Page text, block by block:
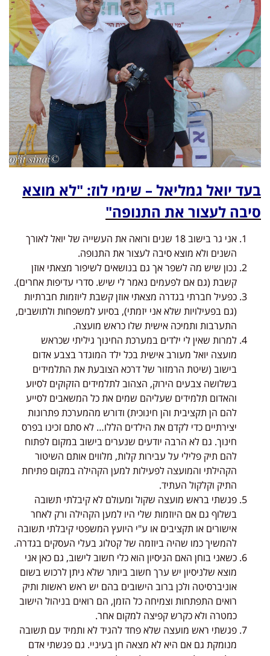
בעד יואל גמליאל – שימי לוז: "לא מוצא
סיבה לעצור את התנופה"
אני גר בישוב 18 שנים ורואה את העשייה של יואל לאורך
השנים ולא מוצא סיבה לעצור את התנופה.
נכון שיש מה לשפר אך גם בנושאים לשיפור מצאתי אוזן
קשבת (גם אם לפעמים נאמר לי שיש. סדרי עדיפות אחרים).
כפעיל חברתי בגדרה מצאתי אוזן קשבת ליוזמות חברתיות
(גם בפעילויות שלא אני יזמתי), בסיוע למשפחות ולתושבים,
התערבות ותמיכה אישית שלו כראש מועצה.
למרות שאין לי ילדים במערכת החינוך גיליתי שכראש
מועצה יואל מעורב אישית בכל ילד המוגדר בצבע אדום
בישוב (שיטת הרמזור של דרכא הצובעת את התלמידים
בשלושה צבעים הירוק, הצהוב לתלמידים הזקוקים לסיוע
והאדום תלמידים שעליהם שמים את כל המשאבים לסייע
להם הן תקציבית והן חינוכית) ודורש מהמערכת פתרונות
יצירתיים כדי לקדם את הילדים הללו… לא סתם זכינו בפרס
חינוך. גם לא הרבה יודעים שנערים בישוב במקום לפתוח
להם תיק פלילי על עבירות קלות, מלווים אותם השיטור
הקהילתי והמועצה לפעילות למען הקהילה במקום פתיחת
התיק וקלקול העתיד.
פגשתי בראש מועצה שקול ומעולם לא קיבלתי תשובה
בשלוף גם אם היוזמות שלי היו למען הקהילה ורק לאחר
אישורים או תקציבים או ע"י היועץ המשפטי קיבלתי תשובה
להמשיך כמו שהיה ביוזמה של קטלוג בעלי העסקים בגדרה.
כשאני בוחן האם הניסיון הוא כלי חשוב לישוב, גם כאן אני
מוצא שלניסיון יש ערך חשוב ביותר שלא ניתן לרכוש בשום
אוניברסיטה ולכן ברוב הישובים בהם יש ראש ראשות ותיק
רואים התפתחות וצמיחה כל הזמן, הם רואים בניהול הישוב
כמטרה ולא כקרש קפיצה למקום אחר.
פגשתי ראש מועצה שלא פחד להגיד לא ותמיד עם תשובה
מנומקת גם אם היא לא מצאה חן בעיניי. גם פגשתי אדם